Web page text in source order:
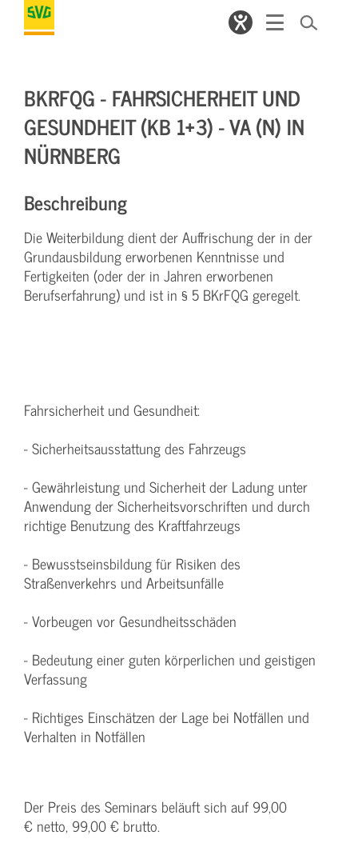
BKRFQG - FAHRSICHERHEIT UND
GESUNDHEIT (KB 1+3) - VA (N) IN
NÜRNBERG
Beschreibung
Die Weiterbildung dient der Auffrischung der in der
Grundausbildung erworbenen Kenntnisse und
Fertigkeiten (oder der in Jahren erworbenen
Berufserfahrung) und ist in § 5 BKrFQG geregelt.
Fahrsicherheit und Gesundheit:
- Sicherheitsausstattung des Fahrzeugs
- Gewährleistung und Sicherheit der Ladung unter
Anwendung der Sicherheitsvorschriften und durch
richtige Benutzung des Kraftfahrzeugs
- Bewusstseinsbildung für Risiken des
Straßenverkehrs und Arbeitsunfälle
- Vorbeugen vor Gesundheitsschäden
- Bedeutung einer guten körperlichen und geistigen
Verfassung
- Richtiges Einschätzen der Lage bei Notfällen und
Verhalten in Notfällen
Der Preis des Seminars beläuft sich auf 99,00
€ netto, 99,00 € brutto.